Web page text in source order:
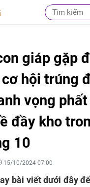
giáp gặp
cơ hội trúng
vọng
đầy kho
10
15/10/2024 07:00
bài viết dưới đây